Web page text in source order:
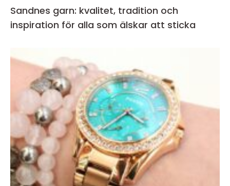
Sandnes garn: kvalitet, tradition och
inspiration för alla som älskar att sticka